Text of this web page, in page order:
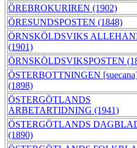
ÖREBROKURIREN (1902)
ÖRESUNDSPOSTEN (1848)
ÖRNSKÖLDSVIKS
(1901)
ÖRNSKÖLDSVIKSPOSTEN
ÖSTERBOTTNINGEN
(1898)
ÖSTERGÖTLANDS
ARBETARTIDNING (1941)
ÖSTERGÖTLANDS
(1890)